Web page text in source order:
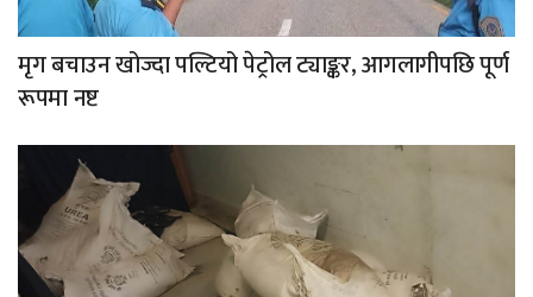
मृग बचाउन खोज्दा पल्टियो पेट्रोल ट्याङ्कर, आगलागीपछि पूर्ण
रूपमा नष्ट